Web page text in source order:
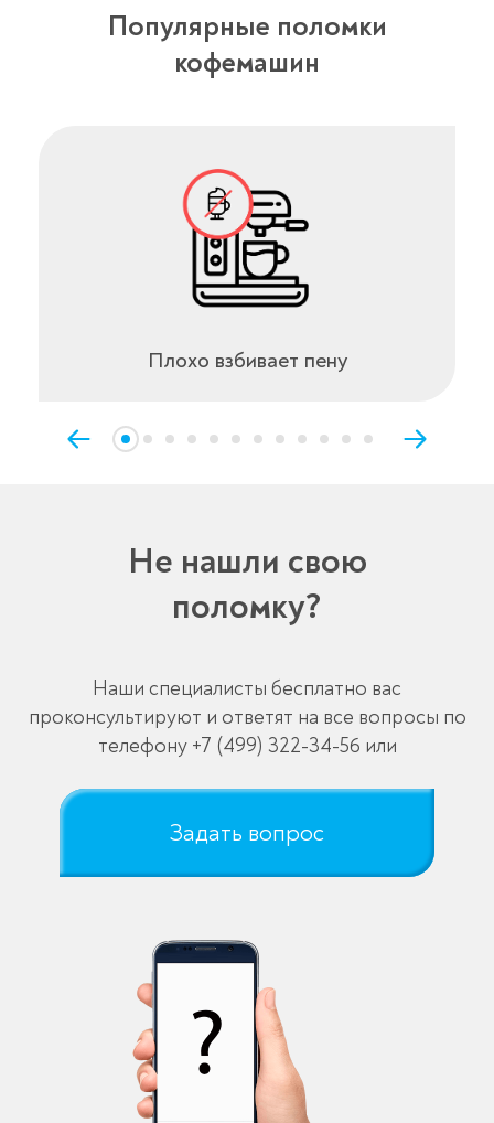
Популярные поломки
кофемашин
Плохо взбивает пену
Не нашли свою
поломку?
Наши специалисты бесплатно вас
проконсультируют и ответят на все вопросы по
телефону +7 (499) 322-34-56 или
Задать вопрос